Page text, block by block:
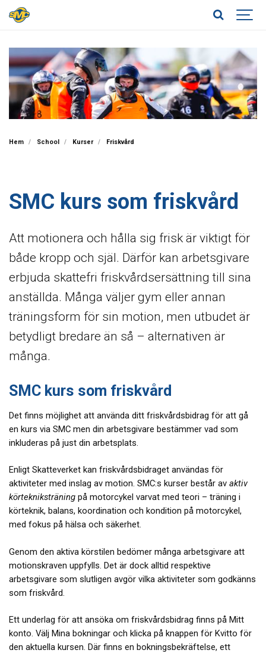
Hem School Kurser Friskvård
SMC kurs som friskvård
Att motionera och hålla sig frisk är viktigt för
både kropp och själ. Därför kan arbetsgivare
erbjuda skattefri friskvårdsersättning till sina
anställda. Många väljer gym eller annan
träningsform för sin motion, men utbudet är
betydligt bredare än så – alternativen är
många.
SMC kurs som friskvård
Det finns möjlighet att använda ditt friskvårdsbidrag för att gå
en kurs via SMC men din arbetsgivare bestämmer vad som
inkluderas på just din arbetsplats.
Enligt Skatteverket kan friskvårdsbidraget användas för
aktiviteter med inslag av motion. SMC:s kurser består av aktiv
körtekniksträning på motorcykel varvat med teori – träning i
körteknik, balans, koordination och kondition på motorcykel,
med fokus på hälsa och säkerhet.
Genom den aktiva körstilen bedömer många arbetsgivare att
motionskraven uppfylls. Det är dock alltid respektive
arbetsgivare som slutligen avgör vilka aktiviteter som godkänns
som friskvård.
Ett underlag för att ansöka om friskvårdsbidrag finns på Mitt
konto. Välj Mina bokningar och klicka på knappen för Kvitto för
den aktuella kursen. Där finns en bokningsbekräftelse, ett